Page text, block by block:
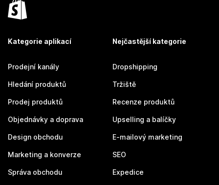
Kategorie aplikací
Prodejní kanály
Hledání produktů
Prodej produktů
Objednávky a doprava
Design obchodu
Marketing a konverze
Správa obchodu
Nejčastější kategorie
Dropshipping
Tržiště
Recenze produktů
Upselling a balíčky
E-mailový marketing
SEO
Expedice